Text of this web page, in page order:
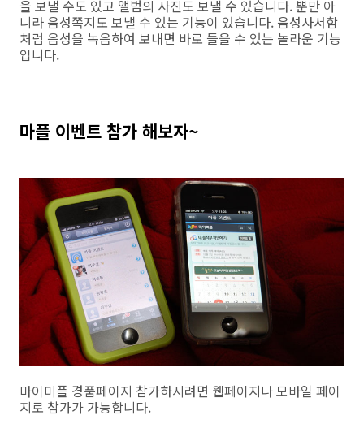
을 보낼 수도 있고 앨범의 사진도 보낼 수 있습니다. 뿐만 아
니라 음성쪽지도 보낼 수 있는 기능이 있습니다. 음성사서함
처럼 음성을 녹음하여 보내면 바로 들을 수 있는 놀라운 기능
입니다.
마플 이벤트 참가 해보자~
마이미플 경품페이지 참가하시려면 웹페이지나 모바일 페이
지로 참가가 가능합니다.